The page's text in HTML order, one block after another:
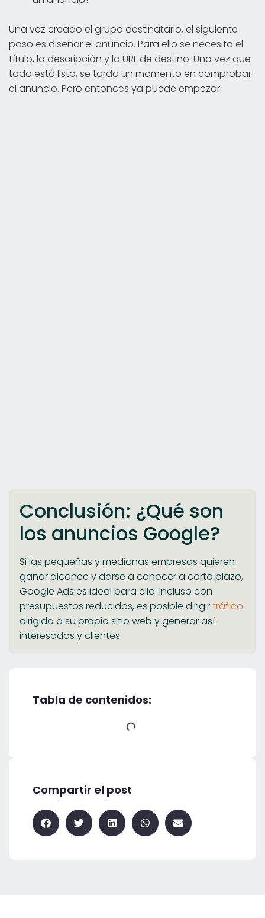
Una vez creado el grupo destinatario, el siguiente
paso es diseñar el anuncio. Para ello se necesita el
título, la descripción y la URL de destino. Una vez que
todo está listo, se tarda un momento en comprobar
el anuncio. Pero entonces ya puede empezar.
Conclusión: ¿Qué son
los anuncios Google?
Si las pequeñas y medianas empresas quieren
ganar alcance y darse a conocer a corto plazo,
Google Ads es ideal para ello. Incluso con
presupuestos reducidos, es posible dirigirtráfico
dirigido a su propio sitio web y generar así
interesados y clientes.
Tabla de contenidos:
Compartir el post